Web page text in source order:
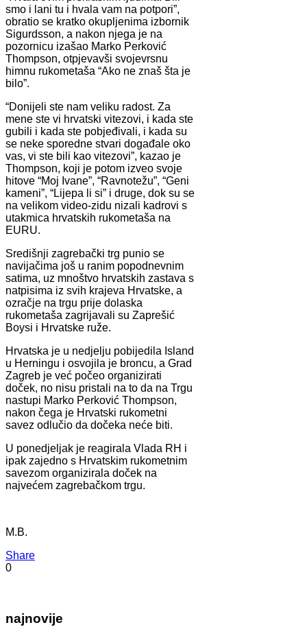
smo i lani tu i hvala vam na potpori”,
obratio se kratko okupljenima izbornik
Sigurdsson, a nakon njega je na
pozornicu izašao Marko Perković
Thompson, otpjevavši svojevrsnu
himnu rukometaša “Ako ne znaš šta je
bilo”.
“Donijeli ste nam veliku radost. Za
mene ste vi hrvatski vitezovi, i kada ste
gubili i kada ste pobjeđivali, i kada su
se neke sporedne stvari događale oko
vas, vi ste bili kao vitezovi”, kazao je
Thompson, koji je potom izveo svoje
hitove “Moj Ivane”, “Ravnotežu”, “Geni
kameni”, “Lijepa li si” i druge, dok su se
na velikom video-zidu nizali kadrovi s
utakmica hrvatskih rukometaša na
EURU.
Središnji zagrebački trg punio se
navijačima još u ranim popodnevnim
satima, uz mnoštvo hrvatskih zastava s
natpisima iz svih krajeva Hrvatske, a
ozračje na trgu prije dolaska
rukometaša zagrijavali su Zaprešić
Boysi i Hrvatske ruže.
Hrvatska je u nedjelju pobijedila Island
u Herningu i osvojila je broncu, a Grad
Zagreb je već počeo organizirati
doček, no nisu pristali na to da na Trgu
nastupi Marko Perković Thompson,
nakon čega je Hrvatski rukometni
savez odlučio da dočeka neće biti.
U ponedjeljak je reagirala Vlada RH i
ipak zajedno s Hrvatskim rukometnim
savezom organizirala doček na
najvećem zagrebačkom trgu.
M.B.
Share
0
najnovije